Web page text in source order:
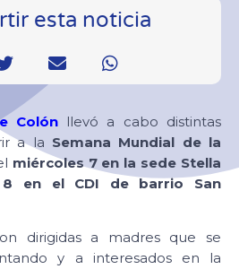
esta noticia
Colónllevó a cabo distintas
a la Semana Mundial de la
miércoles 7 en la sede Stella
8 en el CDI de barrio San
dirigidas a madres que se
y a interesados en la